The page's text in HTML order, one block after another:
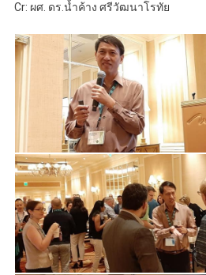
Cr: ผศ. ดร.น้ำค้าง ศรีวัฒนาโรทัย